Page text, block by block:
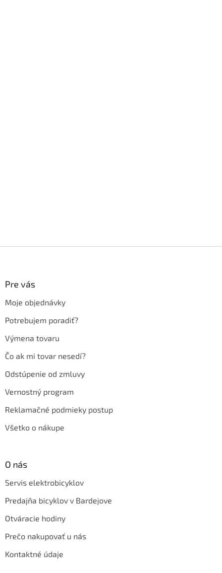
Pre vás
Moje objednávky
Potrebujem poradiť?
Výmena tovaru
Čo ak mi tovar nesedí?
Odstúpenie od zmluvy
Vernostný program
Reklamačné podmieky postup
Všetko o nákupe
O nás
Servis elektrobicyklov
Predajňa bicyklov v Bardejove
Otváracie hodiny
Prečo nakupovať u nás
Kontaktné údaje